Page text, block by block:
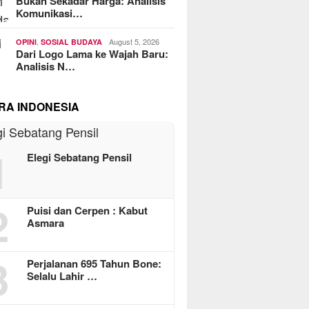
Komunikasi…
OPINI ,SOSIAL BUDAYA August 5, 2026
Dari Logo Lama ke Wajah Baru:
Analisis N…
INDONESIA
Elegi Sebatang Pensil
Puisi dan Cerpen : Kabut
Asmara
Perjalanan 695 Tahun Bone:
Selalu Lahir …